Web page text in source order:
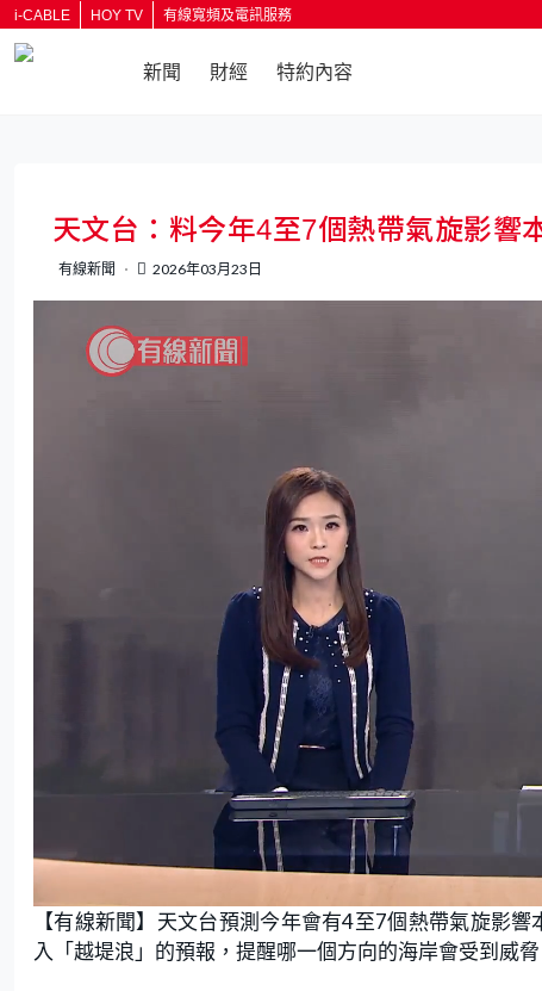
i-CABLE HOY TV 有線寬頻及電訊服務
新聞 財經 特約內容
天文台：料今年4至7個熱帶氣旋影
有線新聞 2026年03月23日
n
m
u
t
e
a
d
d
【有線新聞】天文台預測今年會有4至7個熱帶氣旋影
入「越堤浪」的預報，提醒哪一個方向的海岸會受到威脅